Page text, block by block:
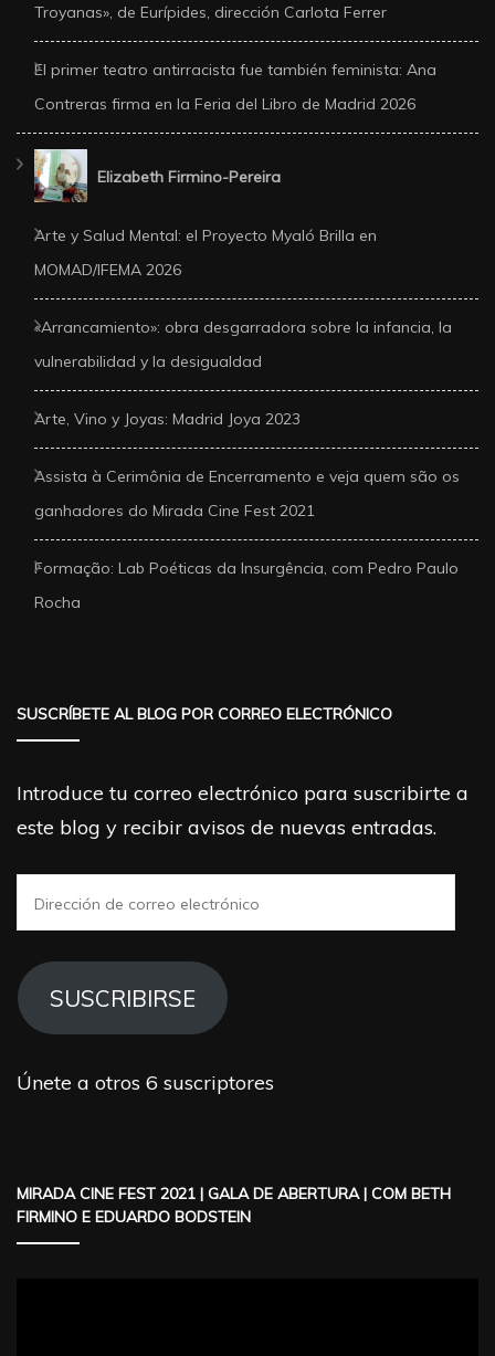
Troyanas», de Eurípides, dirección Carlota Ferrer
El primer teatro antirracista fue también feminista: Ana
Contreras firma en la Feria del Libro de Madrid 2026
Elizabeth Firmino-Pereira
Arte y Salud Mental: el Proyecto Myaló Brilla en
MOMAD/IFEMA 2026
«Arrancamiento»: obra desgarradora sobre la infancia, la
vulnerabilidad y la desigualdad
Arte, Vino y Joyas: Madrid Joya 2023
Assista à Cerimônia de Encerramento e veja quem são os
ganhadores do Mirada Cine Fest 2021
Formação: Lab Poéticas da Insurgência, com Pedro Paulo
Rocha
SUSCRÍBETE AL BLOG POR CORREO ELECTRÓNICO
Introduce tu correo electrónico para suscribirte a
este blog y recibir avisos de nuevas entradas.
de
correo
electrónico
SUSCRIBIRSE
Únete a otros 6 suscriptores
MIRADA CINE FEST 2021 | GALA DE ABERTURA | COM BETH
FIRMINO E EDUARDO BODSTEIN